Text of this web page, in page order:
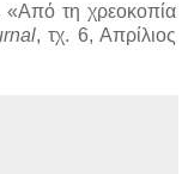
τη χρεοκοπία
, τχ. 6, Απρίλιος